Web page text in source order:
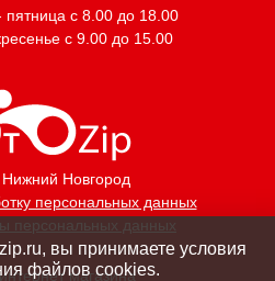
Нижний Новгород
персональных данных
персональных данных
пятница с 8.00 до 18.00
с 9.00 до 15.00
магазина
вы принимаете условия
файлов cookies.